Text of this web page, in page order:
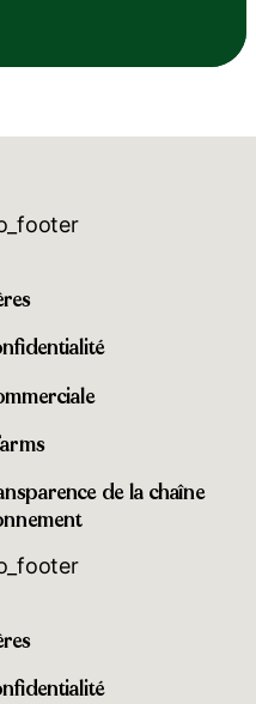
de la chaîne